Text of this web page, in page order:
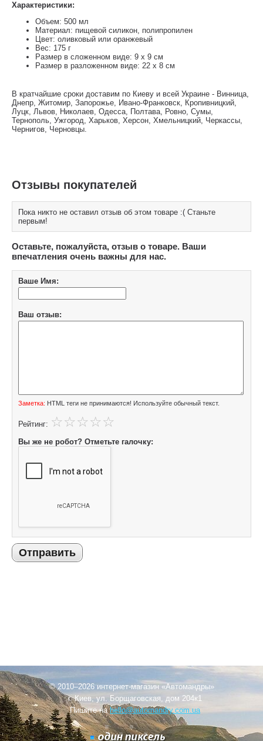
Характеристики:
Объем: 500 мл
Материал: пищевой силикон, полипропилен
Цвет: оливковый или оранжевый
Вес: 175 г
Размер в сложенном виде: 9 х 9 см
Размер в разложенном виде: 22 х 8 см
В кратчайшие сроки доставим по Киеву и всей Украине - Винница,
Днепр, Житомир, Запорожье, Ивано-Франковск, Кропивницкий,
Луцк, Львов, Николаев, Одесса, Полтава, Ровно, Сумы,
Тернополь, Ужгород, Харьков, Херсон, Хмельницкий, Черкассы,
Чернигов, Черновцы.
Отзывы покупателей
Пока никто не оставил отзыв об этом товаре :( Станьте
первым!
Оставьте, пожалуйста, отзыв о товаре. Ваши
впечатления очень важны для нас.
Ваше Имя:
Ваш отзыв:
Заметка: HTML теги не принимаются! Используйте обычный текст.
Рейтинг:
Вы же не робот? Отметьте галочку:
Отправить
© 2010–2026 интернет-магазин «Автомандры»
г. Киев, ул. Борщаговская, дом 204к1
Пишите наhello@automandry.com.ua